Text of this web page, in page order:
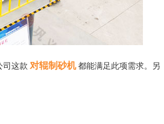
司这款 对辊制砂机 都能满足此项需求。另